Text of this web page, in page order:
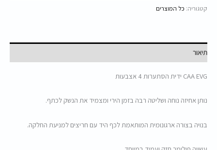
קטגוריה: כל המוצרים
תיאור
CAA EVG ידית הסתערות 4 אצבעות
נותן אחיזה נוחה ושליטה רבה בזמן הירי ומצמיד את הנשק לכתף.
בנויה בצורה ארגונומית המותאמת לכף היד עם חריצים למניעת החלקה.